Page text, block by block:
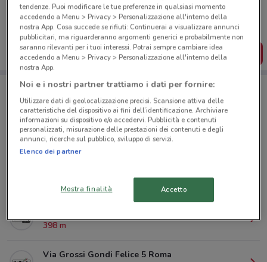
Puoi trovare le migliori offerte dei negozi vicino a te,
salvarle e creare la tua lista del risparmio, comodamente
dal tuo cellulare.
SCARICA L’APP
Negozi Caffitaly a Roma
398 m
Via Grossi Gondi Felice 5 Roma
tendenze. Puoi modificare le tue preferenze in qualsiasi momento
accedendo a Menu > Privacy > Personalizzazione all'interno della
nostra App. Cosa succede se rifiuti: Continuerai a visualizzare annunci
pubblicitari, ma riguarderanno argomenti generici e probabilmente non
saranno rilevanti per i tuoi interessi. Potrai sempre cambiare idea
accedendo a Menu > Privacy > Personalizzazione all'interno della
nostra App.
Noi e i nostri partner trattiamo i dati per fornire:
Utilizzare dati di geolocalizzazione precisi. Scansione attiva delle
caratteristiche del dispositivo ai fini dell’identificazione. Archiviare
informazioni su dispositivo e/o accedervi. Pubblicità e contenuti
personalizzati, misurazione delle prestazioni dei contenuti e degli
annunci, ricerche sul pubblico, sviluppo di servizi.
Elenco dei partner
Mostra finalità Accetto